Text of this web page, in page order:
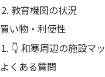
教育機関の状況
買い物・利便性
👇 和寒周辺の施設マ
よくある質問